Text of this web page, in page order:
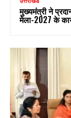
मुख्यमंत्री ने
मेला-2027 के